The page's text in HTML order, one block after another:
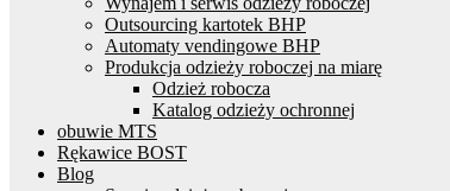
Outsourcing kartotek BHP
Automaty vendingowe BHP
Produkcja odzieży roboczej na miarę
Odzież robocza
Katalog odzieży ochronnej
obuwie MTS
Rękawice BOST
Blog